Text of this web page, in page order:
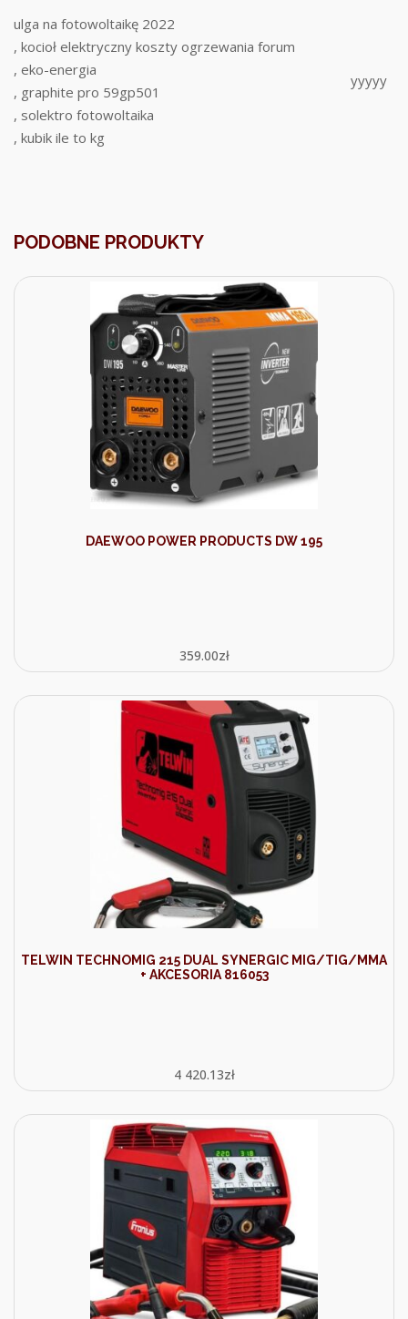
ulga na fotowoltaikę 2022
, kocioł elektryczny koszty ogrzewania forum
, eko-energia
, graphite pro 59gp501
, solektro fotowoltaika
, kubik ile to kg
yyyyy
PODOBNE PRODUKTY
DAEWOO POWER PRODUCTS DW 195
359.00zł
TELWIN TECHNOMIG 215 DUAL SYNERGIC MIG/TIG/MMA
+ AKCESORIA 816053
4 420.13zł